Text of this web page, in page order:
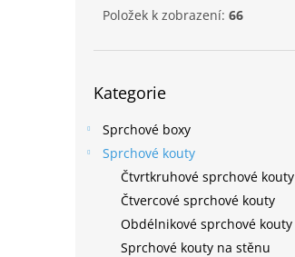
Položek k zobrazení: 66
kategorie
Kategorie
Sprchové boxy
Sprchové kouty
Čtvrtkruhové sprchové kouty
Čtvercové sprchové kouty
Obdélnikové sprchové kouty
Sprchové kouty na stěnu